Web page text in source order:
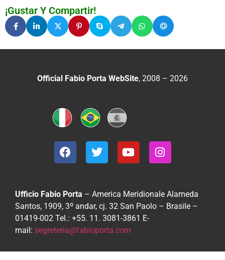
¡Gustar Y Compartir!
Official Fabio Porta WebSite, 2008 – 2026
Ufficio Fabio Porta – America Meridionale Alameda
Santos, 1909, 3º andar, cj. 32 San Paolo – Brasile –
01419-002 Tel.: +55. 11. 3081-3861 E-
mail: segreteria@fabioporta.com